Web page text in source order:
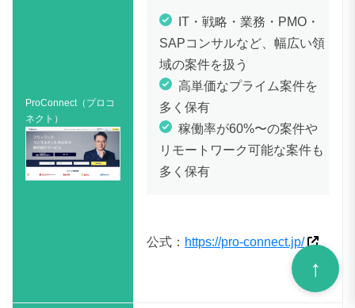
ProConnect（プロコ
ネクト）
IT・戦略・業務・PMO・
SAPコンサルなど、幅広い領
域の案件を扱う
高単価なプライム案件を
多く保有
稼働率が60%〜の案件や
リモートワーク可能な案件も
多く保有
公式： https://pro-connect.jp/